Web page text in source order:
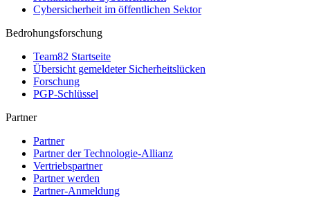
Cybersicherheit im öffentlichen Sektor
Bedrohungsforschung
Team82 Startseite
Übersicht gemeldeter Sicherheitslücken
Forschung
PGP-Schlüssel
Partner
Partner
Partner der Technologie-Allianz
Vertriebspartner
Partner werden
Partner-Anmeldung